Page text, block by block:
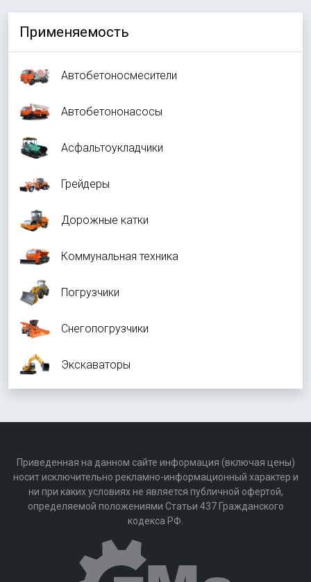
Применяемость
Автобетоносмесители
Автобетононасосы
Асфальтоукладчики
Грейдеры
Дорожные катки
Коммунальная техника
Погрузчики
Снегопогрузчики
Экскаваторы
Приведенная на данном сайте информация (включая цены)
носит исключительно рекламно-информационный характер и
ни при каких условиях не является публичной офертой,
определяемой положениями Статьи 437 Гражданского
кодекса РФ.